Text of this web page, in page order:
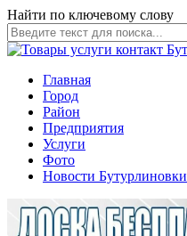
Найти по ключевому слову
Главная
Город
Район
Предприятия
Услуги
Фото
Новости Бутурлиновки